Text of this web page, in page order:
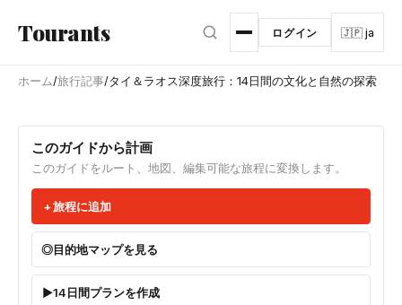
Tourants ログイン 🇯🇵 ja
ホーム/旅行記事/タイ＆ラオス深度旅行：14日間の文化と自然の探索
このガイドから計画
このガイドをルート、地図、編集可能な旅程に変換します。
旅程に追加
目的地マップを見る
14日間プランを作成